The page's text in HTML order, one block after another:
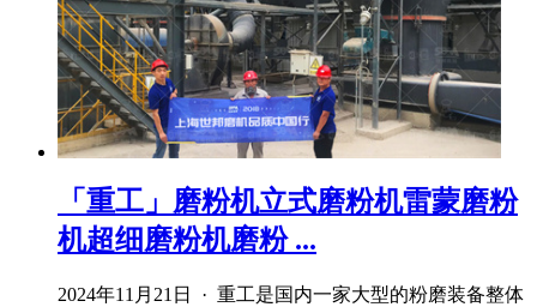
「重工」磨粉机立式磨粉机雷蒙磨粉
机超细磨粉机磨粉 ...
2024年11月21日 · 重工是国内一家大型的粉磨装备整体